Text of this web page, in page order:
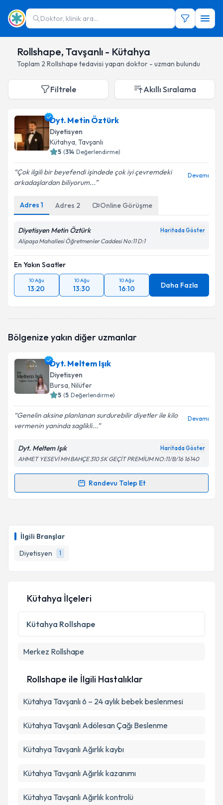
Doktor, klinik ara...
Rollshape, Tavşanlı - Kütahya
Toplam 2 Rollshape tedavisi yapan doktor - uzman bulundu
İlgili Branşlar
Diyetisyen
1
Filtrele Akıllı Sıralama
Dyt. Metin Öztürk
Diyetisyen
Kütahya, Tavşanlı
5 (314 Değerlendirme)
Çok ilgili bir beyefendi işindede çok iyi çevremdeki
arkadaşlardan biliyorum...
Devamı
Adres 1 Adres 2 Online Görüşme
Diyetisyen Metin Öztürk Haritada Göster
Alipaşa Mahallesi Öğretmenler Caddesi No:11 D:1
En Yakın Saatler
10 Ağu
13:20
10 Ağu
13:30
10 Ağu
16:10 Daha Fazla
Bölgenize yakın diğer uzmanlar
Dyt. Meltem Işık
Diyetisyen
Bursa, Nilüfer
5 (5 Değerlendirme)
Genelin aksine planlanan surdurebilir diyetler ile kilo
vermenin yaninda saglikli...
Devamı
Dyt. Meltem Işık Haritada Göster
AHMET YESEVİ MH BAHÇE 310 SK GEÇİT PREMİUM NO:11/B/16 16140
Randevu Talep Et
Randevu Takvimi Talebi
hazırlandığında e-posta ile bilgilendireceğiz.
E-posta Adresiniz
Kişisel verilerimin işlenmesine ilişkinAydınlatma
Metni
'ni okudum ve kişisel verilerimin belirtilen
kapsamda işlenmesini kabul ediyorum.
Kütahya İlçeleri
Kütahya Rollshape
Merkez Rollshape
Rollshape ile İlgili Hastalıklar
Kütahya Tavşanlı 6 – 24 aylık bebek beslenmesi
Kütahya Tavşanlı Adölesan Çağı Beslenme
Kütahya Tavşanlı Ağırlık kaybı
Kütahya Tavşanlı Ağırlık kazanımı
Kütahya Tavşanlı Ağırlık kontrolü